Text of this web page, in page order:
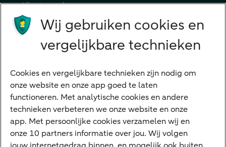
Klant worden
Producten
Betalen
Sparen
Meest gezocht
Jaaroverzicht
Wij gebruiken cookies en
vergelijkbare technieken
Cookies en vergelijkbare technieken zijn nodig om
onze website en onze app goed te laten
functioneren. Met analytische cookies en andere
technieken verbeteren we onze website en onze
app. Met persoonlijke cookies verzamelen wij en
onze 10 partners informatie over jou. Wij volgen